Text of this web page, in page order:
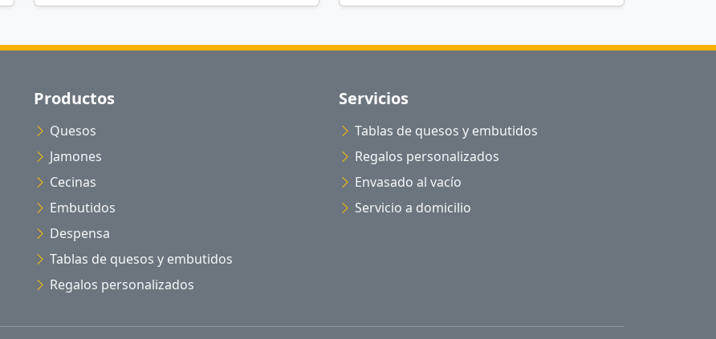
Productos
Quesos
Jamones
Cecinas
Embutidos
Despensa
Tablas de quesos y embutidos
Regalos personalizados
Servicios
Tablas de quesos y embutidos
Regalos personalizados
Envasado al vacío
Servicio a domicilio